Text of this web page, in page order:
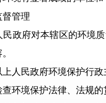
管理
府对本辖区的环境质
民政府环境保护行政
境保护法律、法规的